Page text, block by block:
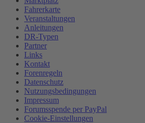
Fahrerkarte
Veranstaltungen
Anleitungen
DR-Typen
Partner
Links
Kontakt
Forenregeln
Datenschutz
Nutzungsbedingungen
Impressum
Forumsspende per PayPal
Cookie-Einstellungen